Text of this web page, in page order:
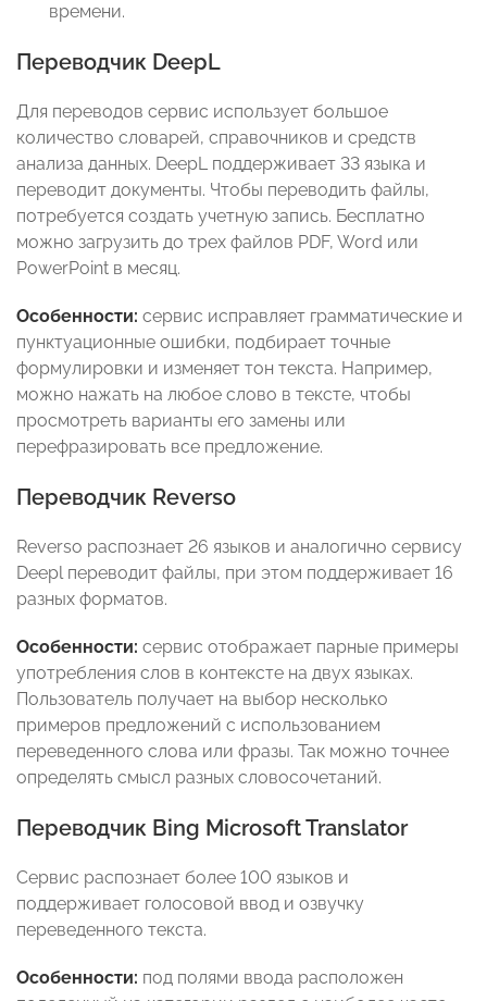
времени.
Переводчик DeepL
Для переводов сервис использует большое
количество словарей, справочников и средств
анализа данных. DeepL поддерживает 33 языка и
переводит документы. Чтобы переводить файлы,
потребуется создать учетную запись. Бесплатно
можно загрузить до трех файлов PDF, Word или
PowerPoint в месяц.
Особенности: сервис исправляет грамматические и
пунктуационные ошибки, подбирает точные
формулировки и изменяет тон текста. Например,
можно нажать на любое слово в тексте, чтобы
просмотреть варианты его замены или
перефразировать все предложение.
Переводчик Reverso
Reverso распознает 26 языков и аналогично сервису
Deepl переводит файлы, при этом поддерживает 16
разных форматов.
Особенности: сервис отображает парные примеры
употребления слов в контексте на двух языках.
Пользователь получает на выбор несколько
примеров предложений с использованием
переведенного слова или фразы. Так можно точнее
определять смысл разных словосочетаний.
Переводчик Bing Microsoft Translator
Сервис распознает более 100 языков и
поддерживает голосовой ввод и озвучку
переведенного текста.
Особенности: под полями ввода расположен